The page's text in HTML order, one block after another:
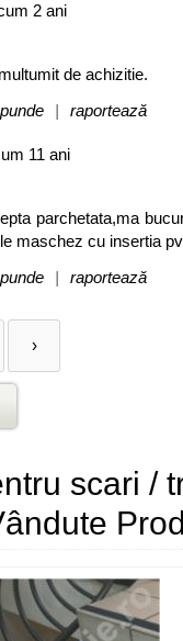
2 ani
de achizitie.
| raportează
11 ani
parchetata,ma
maschez cu insertia
| raportează
›
scari /